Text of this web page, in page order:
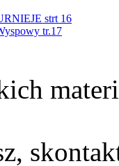
strt 16
tr.17